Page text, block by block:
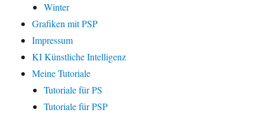
Winter
Grafiken mit PSP
Impressum
KI Künstliche Intelligenz
Meine Tutoriale
Tutoriale für PS
Tutoriale für PSP